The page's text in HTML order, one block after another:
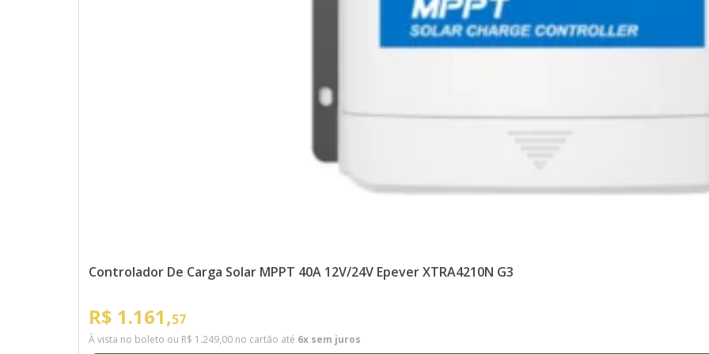
Controlador De Carga Solar MPPT 40A 12V/24V Epever XTRA4210N G3
R$ 1.161,57
À vista no boleto ou R$ 1.249,00 no cartão até 6x sem juros